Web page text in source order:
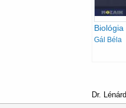
Biológia
Gál Béla
Dr.